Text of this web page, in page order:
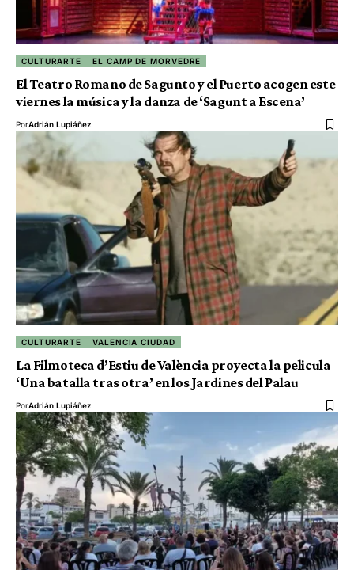
CULTURARTE EL CAMP DE MORVEDRE
El Teatro Romano de Sagunto y el Puerto acogen este
viernes la música y la danza de ‘Sagunt a Escena’
PorAdrián Lupiáñez
CULTURARTE VALENCIA CIUDAD
La Filmoteca d’Estiu de València proyecta la pelicula
‘Una batalla tras otra’ en los Jardines del Palau
PorAdrián Lupiáñez